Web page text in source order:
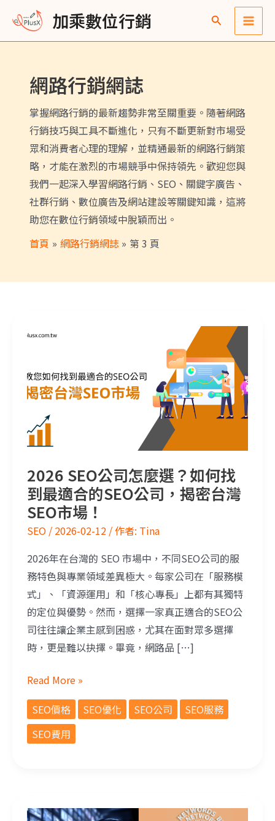
主
加乘數位行銷
Main
網路行銷網誌
掌握網路行銷的最新趨勢非常至關重要。隨著網路
行銷技巧與工具不斷進化，只有不斷更新對市場受
眾和消費者心理的理解，並精通最新的網路行銷策
略，才能在激烈的市場競爭中保持領先。歡迎您與
我們一起深入學習網路行銷、SEO、關鍵字廣告、
社群行銷、數位廣告及網站建設等關鍵知識，這將
助您在數位行銷領域中脫穎而出。
首頁
網路行銷網誌 第 3 頁
2026 SEO公司怎麼選？如何找
到最適合的SEO公司，揭密台灣
SEO市場！
SEO / 2026-02-12 / 作者: Tina
2026年在台灣的 SEO 市場中，不同SEO公司的服
務特色與專業領域差異極大。每家公司在「服務模
式」、「資源運用」和「核心專長」上都有其獨特
的定位與優勢。然而，選擇一家真正適合的SEO公
司往往讓企業主感到困惑，尤其在面對眾多選擇
時，更是難以抉擇。畢竟，網路品 […]
Read More »
SEO價格
SEO優化 SEO公司
SEO服務
SEO費用
從 SEO 到 GEO：AI 搜尋時代，企業該如何讓內容「被找到」也「被引用」？
章
分
彙